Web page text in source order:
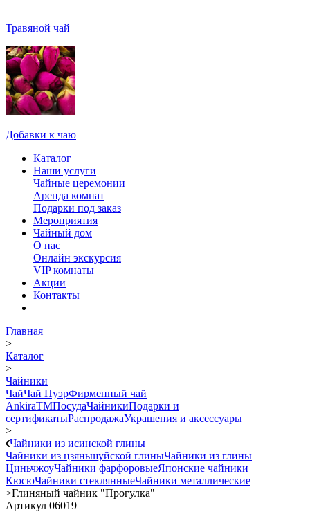
Травяной чай
Добавки к чаю
Каталог
Наши услуги
Чайные церемонии
Аренда комнат
Подарки под заказ
Мероприятия
Чайный дом
О нас
Онлайн экскурсия
VIP комнаты
Акции
Контакты
Главная
>
Каталог
>
Чайники
ЧайЧай ПуэрФирменный чай
AnkiraTMПосудаЧайникиПодарки и
сертификатыРаспродажаУкрашения и аксессуары
>
Чайники из исинской глины
Чайники из цзяньшуйской глиныЧайники из глины
ЦиньчжоуЧайники фарфоровыеЯпонские чайники
КюсюЧайники стеклянныеЧайники металлические
>Глиняный чайник "Прогулка"
Артикул 06019